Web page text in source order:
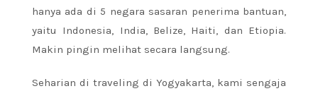
hanya ada di 5 negara sasaran penerima bantuan,
yaitu Indonesia, India, Belize, Haiti, dan Etiopia.
Makin pingin melihat secara langsung.
Seharian di traveling di Yogyakarta, kami sengaja